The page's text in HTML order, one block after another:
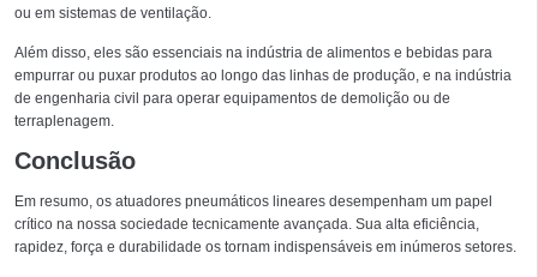
ou em sistemas de ventilação.
Além disso, eles são essenciais na indústria de alimentos e bebidas para
empurrar ou puxar produtos ao longo das linhas de produção, e na indústria
de engenharia civil para operar equipamentos de demolição ou de
terraplenagem.
Conclusão
Em resumo, os atuadores pneumáticos lineares desempenham um papel
crítico na nossa sociedade tecnicamente avançada. Sua alta eficiência,
rapidez, força e durabilidade os tornam indispensáveis em inúmeros setores.